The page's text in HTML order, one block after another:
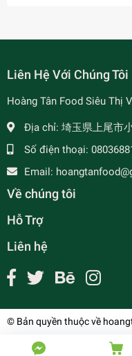
- 34%
- 7%
Liên Hệ Với Chúng Tôi
Hoàng Tân Food Siêu Thị
Địa chỉ: 埼玉県上尾市
Số điện thoại:
Email:
Về chúng tôi
Hỗ Trợ
Liên hệ
© Bản quyền thuộc về
¥150
Tiến